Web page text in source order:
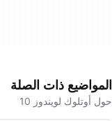
المواضيع ذات الصلة
حول أوتلوك لويندوز 10